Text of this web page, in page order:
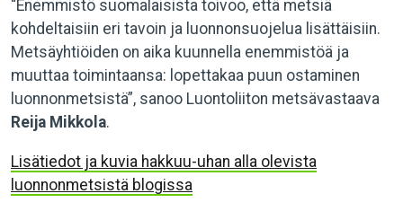
“Enemmistö suomalaisista toivoo, että metsiä
kohdeltaisiin eri tavoin ja luonnonsuojelua lisättäisiin.
Metsäyhtiöiden on aika kuunnella enemmistöä ja
muuttaa toimintaansa: lopettakaa puun ostaminen
luonnonmetsistä”, sanoo Luontoliiton metsävastaava
Reija Mikkola.
Lisätiedot ja kuvia hakkuu-uhan alla olevista
luonnonmetsistä blogissa